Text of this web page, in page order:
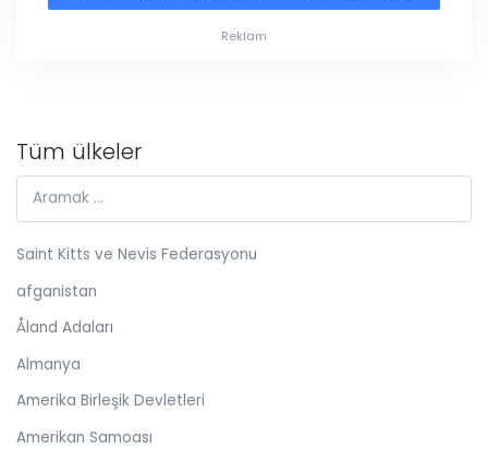
Reklam
Tüm ülkeler
Saint Kitts ve Nevis Federasyonu
afganistan
Åland Adaları
Almanya
Amerika Birleşik Devletleri
Amerikan Samoası